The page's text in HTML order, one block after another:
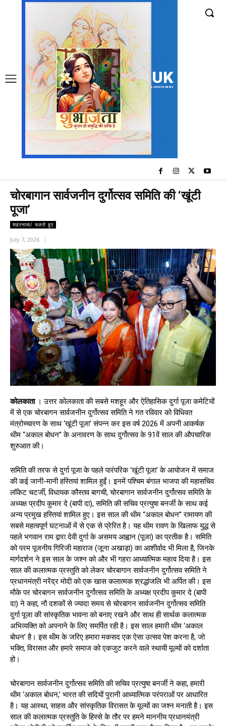
UK
LONDON NEWS
चोरबागान सार्वजनीन दुर्गोत्सव समिति की ‘खूंटी
पूजा’
शहरनामा/ चलते हुए
July 7, 2026
कोलकाता। उत्तर कोलकाता की सबसे मशहूर और ऐतिहासिक दुर्गा पूजा कमेटियों
में से एक चोरबागन सार्वजनीन दुर्गोत्सव समिति ने गत रविवार को विधिवत
मंत्रोच्चारण के साथ ‘खूंटी पूजा’ संपन्न कर इस वर्ष 2026 में अपनी आकर्षक
थीम “अकाल बोधन” के अनावरण के साथ दुर्गोत्सव के 91वें साल की औपचारिक
शुरुआत की।
समिति की तरफ से दुर्गा पूजा के पहले पारंपरिक ‘खूंटी पूजा’ के आयोजन में समाज
की कई जानी-मानी हस्तियां शामिल हुईं। इनमें पश्चिम बंगाल भाजपा की महासचिव
लॉकेट चटर्जी, विधायक कौस्तव बागची, चोरबागान सार्वजनीन दुर्गोत्सव समिति के
अध्यक्ष प्रदीप कुमार दे (बापी दा), समिति की सचिव प्रत्युषा बनर्जी के साथ कई
अन्य प्रमुख हस्तियां शामिल हुए। इस साल की थीम “अकाल बोधन” रामायण की
सबसे महत्वपूर्ण घटनाओं में से एक से प्रेरित है। यह थीम रावण के खिलाफ युद्ध से
पहले भगवान राम द्वारा देवी दुर्गा के असमय आह्वान (पूजा) का प्रतीक है। समिति
को परम पूजनीय गिरिजी महाराज (जूना अखाड़ा) का आशीर्वाद भी मिला है, जिनके
मार्गदर्शन ने इस साल के जश्न को और भी गहरा आध्यात्मिक महत्व दिया है। इस
साल की कलात्मक प्रस्तुति को लेकर चोरबागान सार्वजनीन दुर्गोत्सव समिति ने
प्रधानमंत्री नरेंद्र मोदी को एक खास कलात्मक श्रद्धांजलि भी अर्पित की। इस
मौके पर चोरबागन सार्वजनीन दुर्गोत्सव समिति के अध्यक्ष प्रदीप कुमार दे (बापी
दा) ने कहा, नौ दशकों से ज्यादा समय से चोरबागन सार्वजनीन दुर्गोत्सव समिति
दुर्गा पूजा की सांस्कृतिक भावना को बनाए रखने और साथ ही सार्थक कलात्मक
अभिव्यक्ति को अपनाने के लिए समर्पित रही है। इस साल हमारी थीम ‘अकाल
बोधन’ है। इस थीम के जरिए हमारा मकसद एक ऐसा उत्सव पेश करना है, जो
भक्ति, विरासत और हमारे समाज को एकजुट करने वाले स्थायी मूल्यों को दर्शाता
हो।
चोरबागान सार्वजनीन दुर्गोत्सव समिति की सचिव प्रत्युषा बनर्जी ने कहा, हमारी
थीम ‘अकाल बोधन,’ भारत की सदियों पुरानी आध्यात्मिक परंपराओं पर आधारित
है। यह आस्था, साहस और सांस्कृतिक विरासत के मूल्यों का जश्न मनाती है। इस
साल की कलात्मक प्रस्तुति के हिस्से के तौर पर हमने माननीय प्रधानमंत्री